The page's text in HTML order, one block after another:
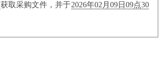
获取采购文件，并于2026年02月09日09点30